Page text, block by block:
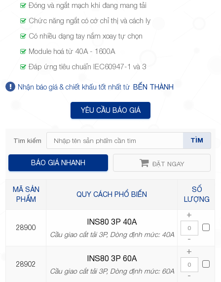
phường
Hiệp Phú,
TP.Thủ
Đức,
Đóng và ngắt mạch khi đang mang tải
Chức năng ngắt có cờ chỉ thị và cách ly
Có nhiều dạng tay nắm xoay tự chọn
Module hoá từ 40A - 1600A
Đáp ứng tiêu chuẩn IEC60947-1 và 3
Nhận báo giá & chiết khấu tốt nhất từ BẾN THÀNH
YÊU CẦU BÁO GIÁ
Tìm kiếm TÌM
BÁO GIÁ NHANH ĐẶT NGAY
MÃ SẢN
PHẨM
QUY CÁCH PHỔ BIẾN
SỐ
LƯỢNG
28900
INS80 3P 40A
Cầu giao cắt tải 3P, Dòng định mức: 40A
+
-
28902
INS80 3P 60A
Cầu giao cắt tải 3P, Dòng định mức: 60A
+
-